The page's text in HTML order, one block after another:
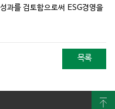
과를 검토함으로써 ESG경영을
목록